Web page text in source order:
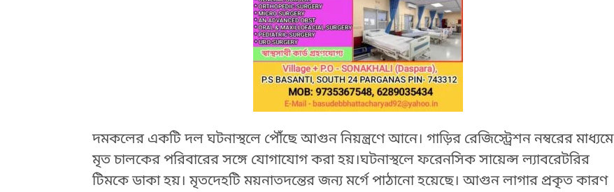
দমকলের একটি দল ঘটনাস্থলে পৌঁছে আগুন নিয়ন্ত্রণে আনে। গাড়ির রেজিস্ট্রেশন নম্বরের মাধ্যমে
মৃত চালকের পরিবারের সঙ্গে যোগাযোগ করা হয়।ঘটনাস্থলে ফরেনসিক সায়েন্স ল্যাবরেটরির
টিমকে ডাকা হয়। মৃতদেহটি ময়নাতদন্তের জন্য মর্গে পাঠানো হয়েছে। আগুন লাগার প্রকৃত কারণ